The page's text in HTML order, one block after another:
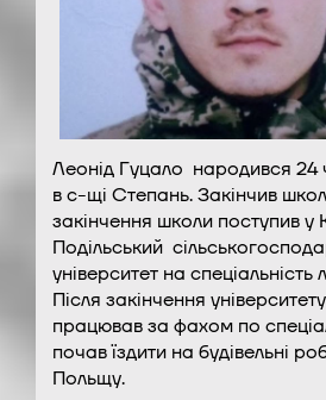
Леонід Гуцало народився 24
в с-щі Степань. Закінчив
закінчення школи поступив у
Подільський
університет на
Після закінчення
працював за фахом по
почав їздити на будівельні
Польщу.